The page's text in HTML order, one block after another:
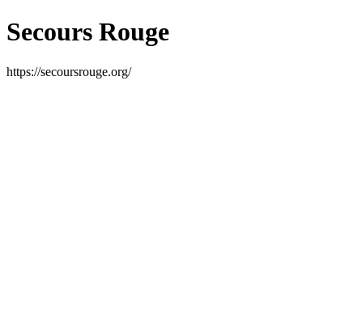
Secours Rouge
https://secoursrouge.org/